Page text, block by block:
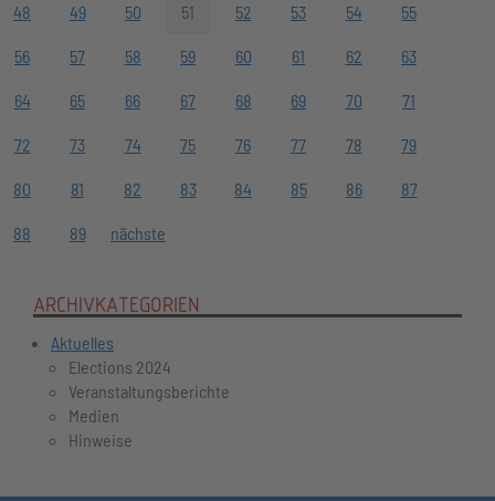
48 49 50 51 52 53 54 55
56 57 58 59 60 61 62 63
64 65 66 67 68 69 70 71
72 73 74 75 76 77 78 79
80 81 82 83 84 85 86 87
88 89 nächste
ARCHIVKATEGORIEN
Aktuelles
Elections 2024
Veranstaltungsberichte
Medien
Hinweise